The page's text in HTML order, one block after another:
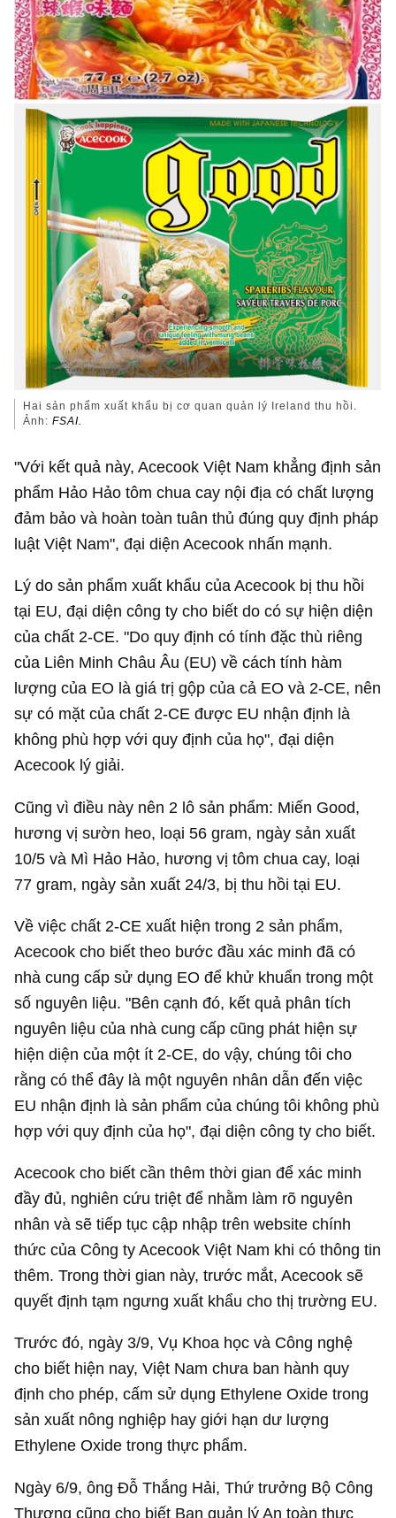
Hai sản phẩm xuất khẩu bị cơ quan quản lý Ireland thu hồi.
Ảnh:FSAI.
"Với kết quả này, Acecook Việt Nam khẳng định sản
phẩm Hảo Hảo tôm chua cay nội địa có chất lượng
đảm bảo và hoàn toàn tuân thủ đúng quy định pháp
luật Việt Nam", đại diện Acecook nhấn mạnh.
Lý do sản phẩm xuất khẩu của Acecook bị thu hồi
tại EU, đại diện công ty cho biết do có sự hiện diện
của chất 2-CE. "Do quy định có tính đặc thù riêng
của Liên Minh Châu Âu (EU) về cách tính hàm
lượng của EO là giá trị gộp của cả EO và 2-CE, nên
sự có mặt của chất 2-CE được EU nhận định là
không phù hợp với quy định của họ", đại diện
Acecook lý giải.
Cũng vì điều này nên 2 lô sản phẩm: Miến Good,
hương vị sườn heo, loại 56 gram, ngày sản xuất
10/5 và Mì Hảo Hảo, hương vị tôm chua cay, loại
77 gram, ngày sản xuất 24/3, bị thu hồi tại EU.
Về việc chất 2-CE xuất hiện trong 2 sản phẩm,
Acecook cho biết theo bước đầu xác minh đã có
nhà cung cấp sử dụng EO để khử khuẩn trong một
số nguyên liệu. "Bên cạnh đó, kết quả phân tích
nguyên liệu của nhà cung cấp cũng phát hiện sự
hiện diện của một ít 2-CE, do vậy, chúng tôi cho
rằng có thể đây là một nguyên nhân dẫn đến việc
EU nhận định là sản phẩm của chúng tôi không phù
hợp với quy định của họ", đại diện công ty cho biết.
Acecook cho biết cần thêm thời gian để xác minh
đầy đủ, nghiên cứu triệt để nhằm làm rõ nguyên
nhân và sẽ tiếp tục cập nhập trên website chính
thức của Công ty Acecook Việt Nam khi có thông tin
thêm. Trong thời gian này, trước mắt, Acecook sẽ
quyết định tạm ngưng xuất khẩu cho thị trường EU.
Trước đó, ngày 3/9, Vụ Khoa học và Công nghệ
cho biết hiện nay, Việt Nam chưa ban hành quy
định cho phép, cấm sử dụng Ethylene Oxide trong
sản xuất nông nghiệp hay giới hạn dư lượng
Ethylene Oxide trong thực phẩm.
Ngày 6/9, ông Đỗ Thắng Hải, Thứ trưởng Bộ Công
Thương cũng cho biết Ban quản lý An toàn thực